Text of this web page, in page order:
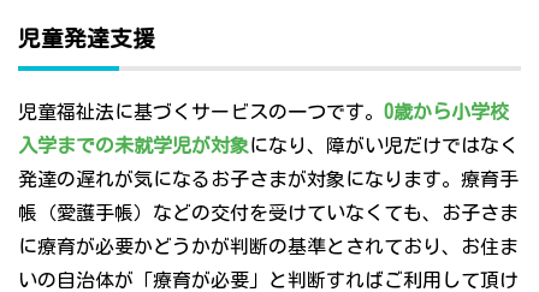
児童発達支援
児童福祉法に基づくサービスの一つです。 0歳から小学校
入学までの未就学児が対象になり、障がい児だけではなく
発達の遅れが気になるお子さまが対象になります。療育手
帳（愛護手帳）などの交付を受けていなくても、お子さま
に療育が必要かどうかが判断の基準とされており、お住ま
いの自治体が「療育が必要」と判断すればご利用して頂け